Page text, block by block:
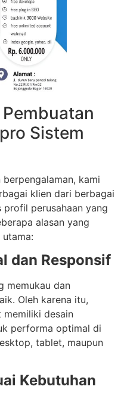
Sistem
kami
klien dari berbagai
perusahaan yang
alasan yang
dan Responsif
memukau dan
Oleh karena itu,
desain
performa optimal di
tablet, maupun
Kebutuhan